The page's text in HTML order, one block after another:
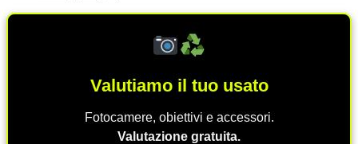
Valutiamo il tuo usato
Fotocamere, obiettivi e accessori.
Valutazione gratuita.